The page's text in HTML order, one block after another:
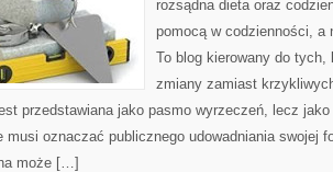
rozsądna dieta oraz
pomocą w codzienności, a
To blog kierowany do tych,
zmiany zamiast
przedstawiana jako pasmo wyrzeczeń, lecz
musi oznaczać publicznego udowadniania swojej
może […]